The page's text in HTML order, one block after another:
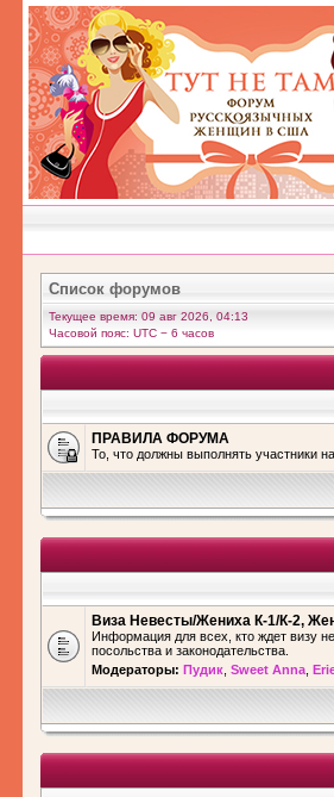
Список форумов
Текущее время: 09 авг 2026, 04:13
Часовой пояс: UTC − 6 часов
ПРАВИЛА ФОРУМА
То, что должны выполнять участники
Виза Невесты/Жениха К-1/К-2,
Информация для всех, кто ждет визу
посольства и законодательства.
Модераторы: Пудик Sweet Anna